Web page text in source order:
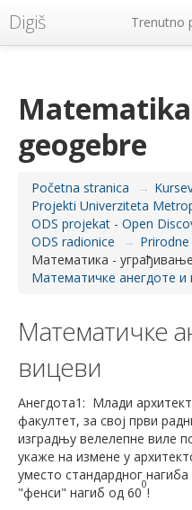
Digiš Trenutno
geogebre
Početna stranica →
Projekti Univerziteta
ODS projekat - Open
ODS radionice
→
Математика -
Математичке анегдоте и
Математичке
вицеви
Анегдота1: Млади
факултет, за свој први
изградњу велелепне виле
укаже на измене у
уместо стандардног
"фенси" нагиб од 600!